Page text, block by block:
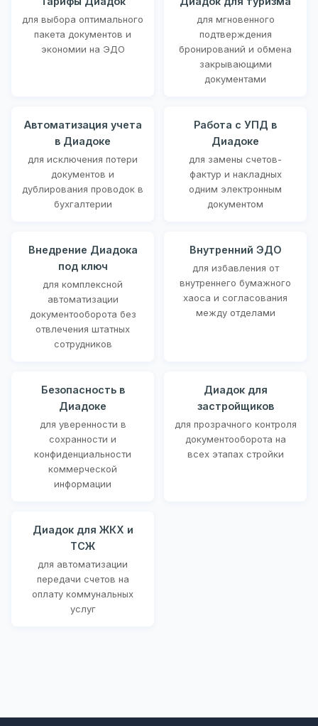
для выбора оптимального
пакета документов и
экономии на ЭДО
для мгновенного
подтверждения
бронирований и обмена
закрывающими
документами
Автоматизация учета
в Диадоке
для исключения потери
документов и
дублирования проводок в
бухгалтерии
Работа с УПД в
Диадоке
для замены счетов-
фактур и накладных
одним электронным
документом
Внедрение Диадока
под ключ
для комплексной
автоматизации
документооборота без
отвлечения штатных
сотрудников
Внутренний ЭДО
для избавления от
внутреннего бумажного
хаоса и согласования
между отделами
Безопасность в
Диадоке
для уверенности в
сохранности и
конфиденциальности
коммерческой
информации
Диадок для
застройщиков
для прозрачного контроля
документооборота на
всех этапах стройки
Диадок для ЖКХ и
ТСЖ
для автоматизации
передачи счетов на
оплату коммунальных
услуг